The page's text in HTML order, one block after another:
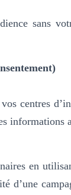
sans
centres
en
d’une